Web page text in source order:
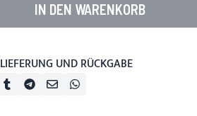
IN DEN WARENKORB
LIEFERUNG UND RÜCKGABE